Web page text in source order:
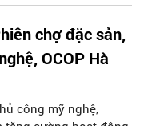
chợ đặc sản,
OCOP Hà
công mỹ nghệ,